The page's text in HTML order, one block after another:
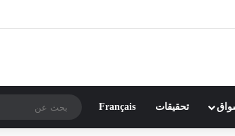
تحقيقات Français